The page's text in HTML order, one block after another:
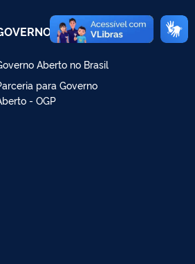
ABERTO
Aberto no Brasil
para Governo
- OGP